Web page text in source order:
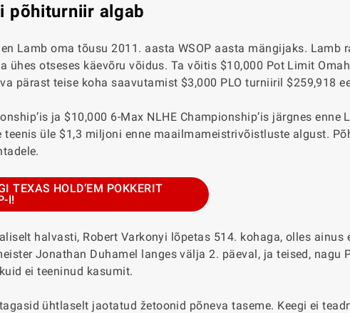
põhiturniir algab
Lamb oma tõusu 2011. aasta WSOP aasta mängijaks. Lamb
otseses käevõru võidus. Ta võitis $10,000 Pot Limit
pärast teise koha saavutamist $3,000 PLO turniiril $259,918
ja $10,000 6-Max NLHE Championship’is järgnes enne
üle $1,3 miljoni enne maailmameistrivõistluste algust.
TEXAS HOLD’EM POKKERIT
l!
halvasti, Robert Varkonyi lõpetas 514. kohaga, olles ainus
Jonathan Duhamel langes välja 2. päeval, ja teised, nagu
ei teeninud kasumit.
ühtlaselt jaotatud žetoonid põneva taseme. Keegi ei